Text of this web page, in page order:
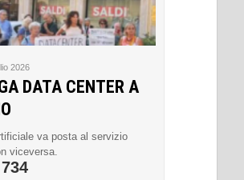
2026
DATA CENTER A
va posta al servizio
viceversa.
734